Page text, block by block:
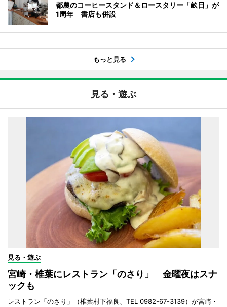
都農のコーヒースタンド＆ロースタリー「畝日」が
1周年 書店も併設
もっと見る
見る・遊ぶ
見る・遊ぶ
宮崎・椎葉にレストラン「のさり」 金曜夜はスナ
ックも
レストラン「のさり」（椎葉村下福良、TEL 0982-67-3139）が宮崎・